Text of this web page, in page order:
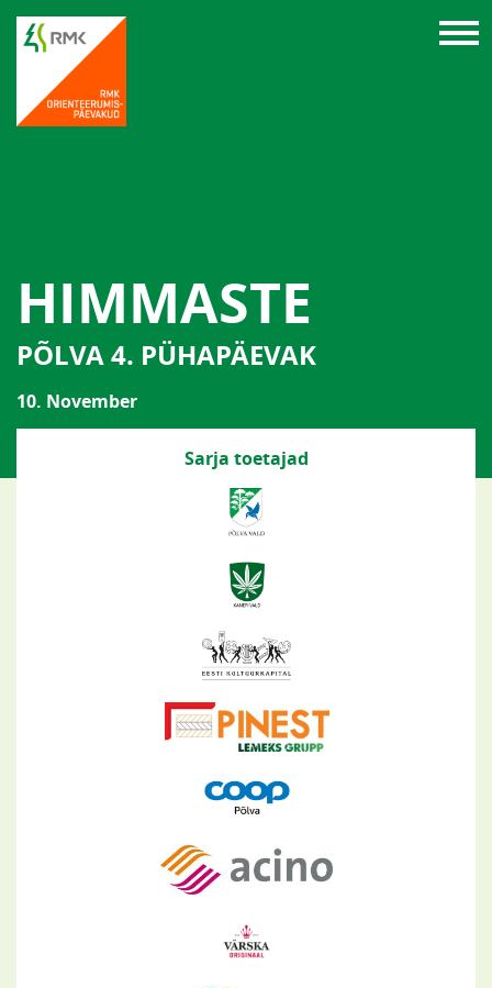
HIMMASTE
PÕLVA 4. PÜHAPÄEVAK
10. November
Sarja toetajad